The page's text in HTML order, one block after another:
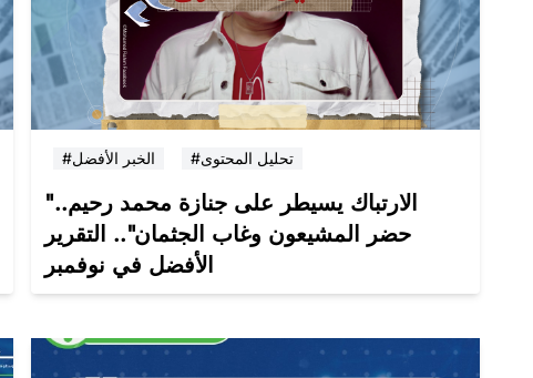
#الخبر الأفضل #تحليل المحتوى
"الارتباك يسيطر على جنازة محمد رحيم..
حضر المشيعون وغاب الجثمان".. التقرير
الأفضل في نوفمبر